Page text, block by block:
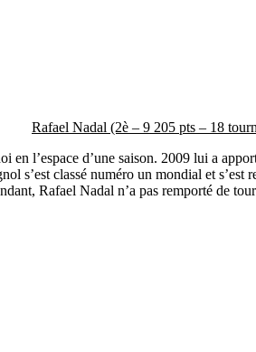
Rafael Nadal (2è – 9 205 pts – 18
l’espace d’une saison. 2009 lui a
s’est classé numéro un mondial et
Rafael Nadal n’a pas remporté de